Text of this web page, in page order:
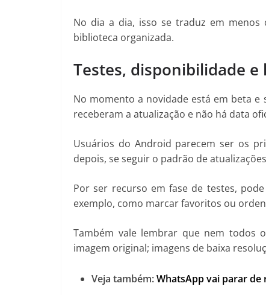
No dia a dia, isso se traduz em
biblioteca organizada.
Testes, disponibilidade e
No momento a novidade está em beta
receberam a atualização e não há data
Usuários do Android parecem ser os
depois, se seguir o padrão de
Por ser recurso em fase de testes,
exemplo, como marcar favoritos ou
Também vale lembrar que nem todos
imagem original; imagens de baixa
Veja também:WhatsApp vai parar de